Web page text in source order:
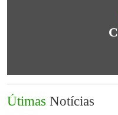
Útimas Notícias